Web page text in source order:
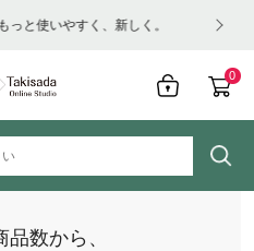
っと使いやすく、新しく。
0
数から、